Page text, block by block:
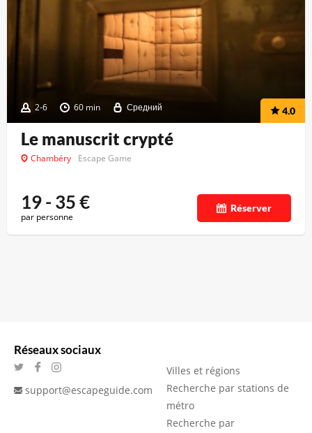
2-6 60 min Средний 4.0
Le manuscrit crypté
Chambéry Escape Game
19 - 35€
par personne
Réserver
Réseaux sociaux
support@escapeguide.com
Villes et régions
Recherche par stations de
métro
Recherche par